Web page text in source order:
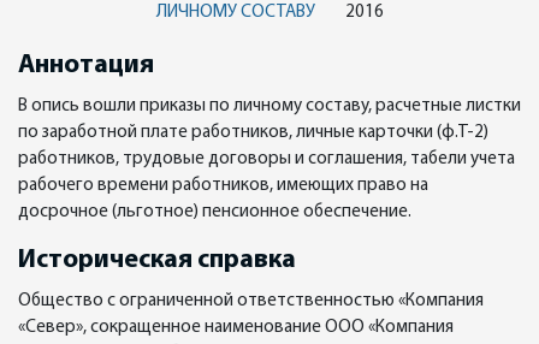
ЛИЧНОМУ СОСТАВУ
2016
Аннотация
В опись вошли приказы по личному составу, расчетные листки
по заработной плате работников, личные карточки (ф.Т-2)
работников, трудовые договоры и соглашения, табели учета
рабочего времени работников, имеющих право на
досрочное (льготное) пенсионное обеспечение.
Историческая справка
Общество с ограниченной ответственностью «Компания
«Север», сокращенное наименование ООО «Компания